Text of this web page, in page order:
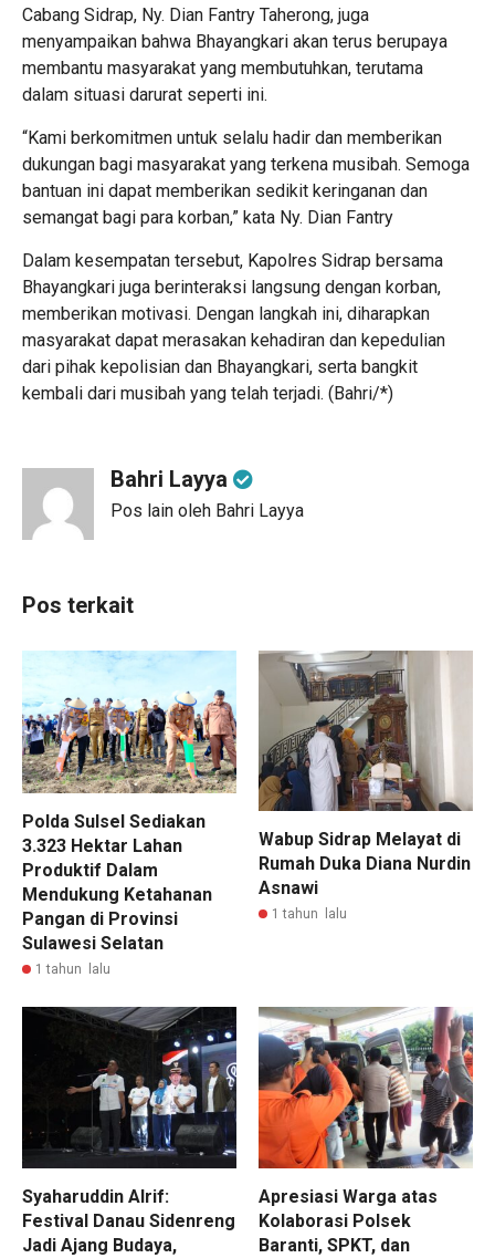
Cabang Sidrap, Ny. Dian Fantry Taherong, juga
menyampaikan bahwa Bhayangkari akan terus berupaya
membantu masyarakat yang membutuhkan, terutama
dalam situasi darurat seperti ini.
“Kami berkomitmen untuk selalu hadir dan memberikan
dukungan bagi masyarakat yang terkena musibah. Semoga
bantuan ini dapat memberikan sedikit keringanan dan
semangat bagi para korban,” kata Ny. Dian Fantry
Dalam kesempatan tersebut, Kapolres Sidrap bersama
Bhayangkari juga berinteraksi langsung dengan korban,
memberikan motivasi. Dengan langkah ini, diharapkan
masyarakat dapat merasakan kehadiran dan kepedulian
dari pihak kepolisian dan Bhayangkari, serta bangkit
kembali dari musibah yang telah terjadi. (Bahri/*)
Bahri Layya
Pos lain oleh Bahri Layya
Pos terkait
Polda Sulsel Sediakan
3.323 Hektar Lahan
Produktif Dalam
Mendukung Ketahanan
Pangan di Provinsi
Sulawesi Selatan
1 tahun lalu
Wabup Sidrap Melayat di
Rumah Duka Diana Nurdin
Asnawi
1 tahun lalu
Syaharuddin Alrif:
Festival Danau Sidenreng
Jadi Ajang Budaya,
Apresiasi Warga atas
Kolaborasi Polsek
Baranti, SPKT, dan